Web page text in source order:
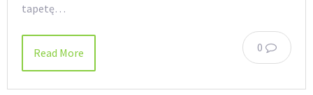
tapetę…
0
Read More